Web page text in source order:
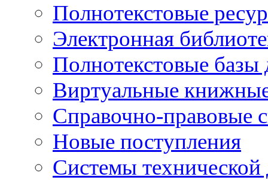
Полнотекстовые
Электронная
Полнотекстовые
Виртуальные
Справочно-правовые
Новые поступления
Cистемы